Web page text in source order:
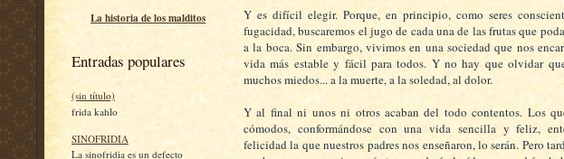
La historia de los malditos
Entradas populares
(sin título)
frida kahlo
SINOFRIDIA
La sinofridia es un defecto
Y es difícil elegir. Porque, en principio, como seres
fugacidad, buscaremos el jugo de cada una de las frutas que
a la boca. Sin embargo, vivimos en una sociedad que nos
vida más estable y fácil para todos. Y no hay que olvidar
muchos miedos... a la muerte, a la soledad, al dolor.
Y al final ni unos ni otros acaban del todo contentos. Los
cómodos, conformándose con una vida sencilla y feliz,
felicidad la que nuestros padres nos enseñaron, lo serán. Pero